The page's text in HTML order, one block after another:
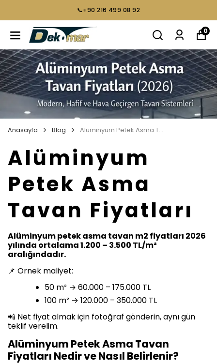
📞+90 216 499 08 92
0
Anasayfa Blog Alüminyum Petek Asma Tavan Fiyatları
Alüminyum
Petek Asma
Tavan Fiyatları
Alüminyum petek asma tavan m2 fiyatları 2026
yılında ortalama 1.200 – 3.500 TL/m²
aralığındadır.
📌 Örnek maliyet:
50 m² → 60.000 – 175.000 TL
100 m² → 120.000 – 350.000 TL
📲 Net fiyat almak için fotoğraf gönderin, aynı gün
teklif verelim.
Alüminyum Petek Asma Tavan
Fiyatları Nedir ve Nasıl Belirlenir?